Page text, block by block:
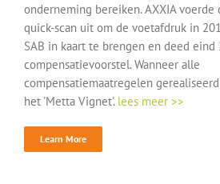
onderneming bereiken. AXXIA voerde
quick-scan uit om de voetafdruk in
SAB in kaart te brengen en deed eind
compensatievoorstel. Wanneer alle
compensatiemaatregelen
het 'Metta Vignet'. lees meer >>
Learn More